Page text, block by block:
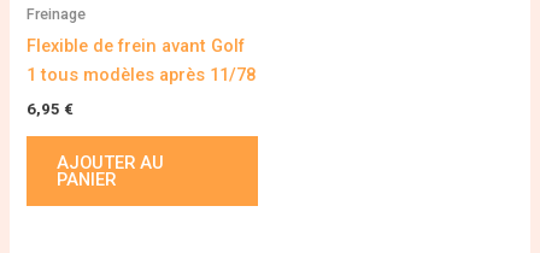
Freinage
Flexible de frein avant Golf
1 tous modèles après 11/78
6,95 €
AJOUTER AU
PANIER